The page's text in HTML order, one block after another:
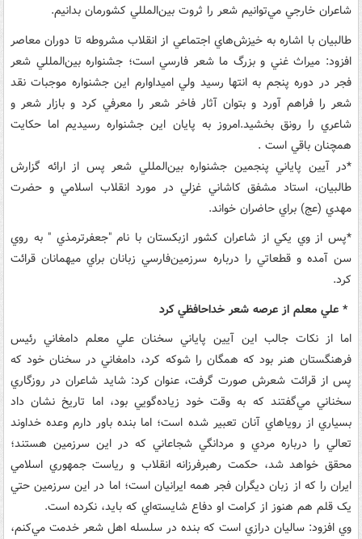
شاعران خارجي مي‌توانيم شعر را ثروت بين‌المللي کشورمان بدانيم.
طالبيان با اشاره به خيزش‌هاي اجتماعي از انقلاب مشروطه تا دوران معاصر
افزود: ميراث غني و بزرگ ما شعر فارسي است؛ جشنواره بين‌المللي شعر
فجر در دوره پنجم به انتها رسيد ولي اميداوارم اين جشنواره موجبات نقد
شعر را فراهم آورد و بتوان آثار فاخر شعر را معرفي کرد و بازار شعر و
شاعري را رونق بخشيد.امروز به پايان اين جشنواره رسيديم اما حکايت
همچنان باقي است .
*در آيين پاياني پنجمين جشنواره بين‌المللي شعر پس از ارائه گزارش
طالبيان، استاد مشفق کاشاني غزلي در مورد انقلاب اسلامي و حضرت
مهدي (عج) براي حاضران خواند.
*پس از وي يکي از شاعران کشور ازبکستان با نام "جعفرترمذي " به روي
سن آمده و قطعاتي را درباره سرزمين‌فارسي زبانان براي ميهمانان قرائت
کرد.
* علي معلم از عرصه شعر خداحافظي کرد
اما از نکات جالب اين آيين پاياني سخنان علي معلم دامغاني رئيس
فرهنگستان هنر بود که همگان را شوکه کرد، دامغاني در سخنان خود که
پس از قرائت شعرش صورت گرفت، عنوان کرد: شايد شاعران در روزگاري
سخناني مي‌گفتند که به وقت خود زياده‌گويي بود، اما تاريخ نشان داد
بسياري از روياهاي آنان تعبير شده است؛ اما بنده باور دارم وعده خداوند
تعالي را درباره مردي و مردانگي شجاعاني که در اين سرزمين هستند؛
محقق خواهد شد، حکمت رهبرفرزانه انقلاب و رياست جمهوري اسلامي
ايران را که از زبان ديگران فجر همه ايرانيان است؛ اما در اين سرزمين حتي
يک قلم هم هنوز از کرامت او دفاع شايسته‌اي که بايد، نکرده است.
وي افزود: ساليان درازي است که بنده در سلسله اهل شعر خدمت مي‌کنم،